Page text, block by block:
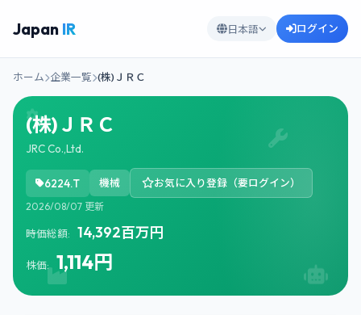
Japan IR 日本語 ログイン
ホーム 企業一覧 (株)ＪＲＣ
(株)ＪＲＣ
JRC Co.,Ltd.
6224.T 機械 お気に入り登録（要ログイン）
2026/08/07 更新
時価総額: 14,392百万円
株価: 1,114円